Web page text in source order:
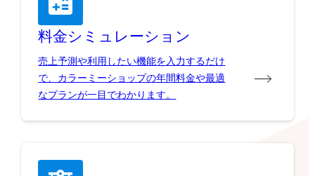
料金シミュレーション
売上予測や利用したい機能を入力するだけ
で、カラーミーショップの年間料金や最適
なプランが一目でわかります。